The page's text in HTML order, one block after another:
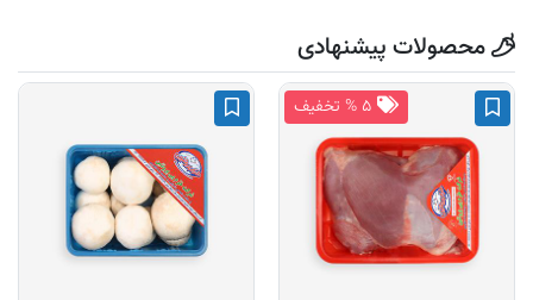
محصولات پیشنهادی